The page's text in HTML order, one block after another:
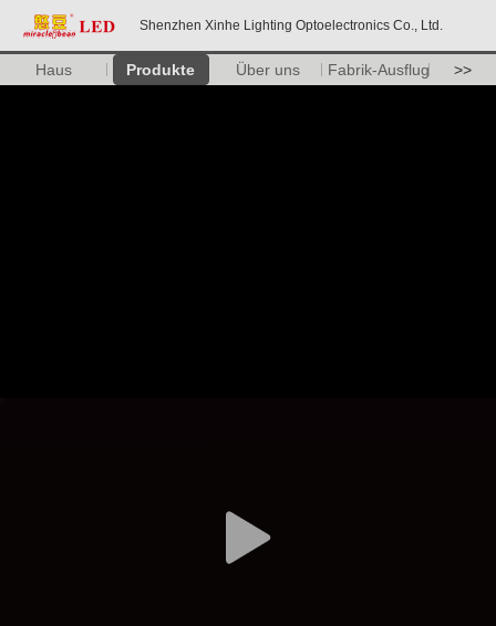
Shenzhen Xinhe Lighting Optoelectronics Co., Ltd.
Haus Produkte Über uns Fabrik-Ausflug >>